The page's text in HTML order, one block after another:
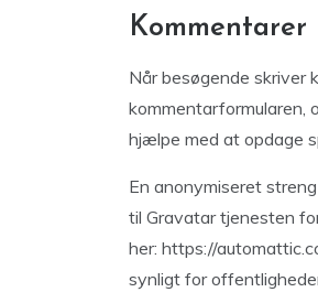
Kommentarer
Når besøgende skriver
kommentarformularen,
hjælpe med at opdage
En anonymiseret
til Gravatar tjenesten
her: https://
synligt for